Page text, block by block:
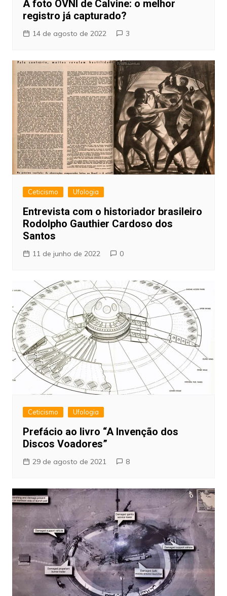
A foto OVNI de Calvine: o melhor
registro já capturado?
14 de agosto de 2022 3
Ceticismo Ufologia
Entrevista com o historiador brasileiro
Rodolpho Gauthier Cardoso dos
Santos
11 de junho de 2022 0
Ceticismo Ufologia
Prefácio ao livro “A Invenção dos
Discos Voadores”
29 de agosto de 2021 8